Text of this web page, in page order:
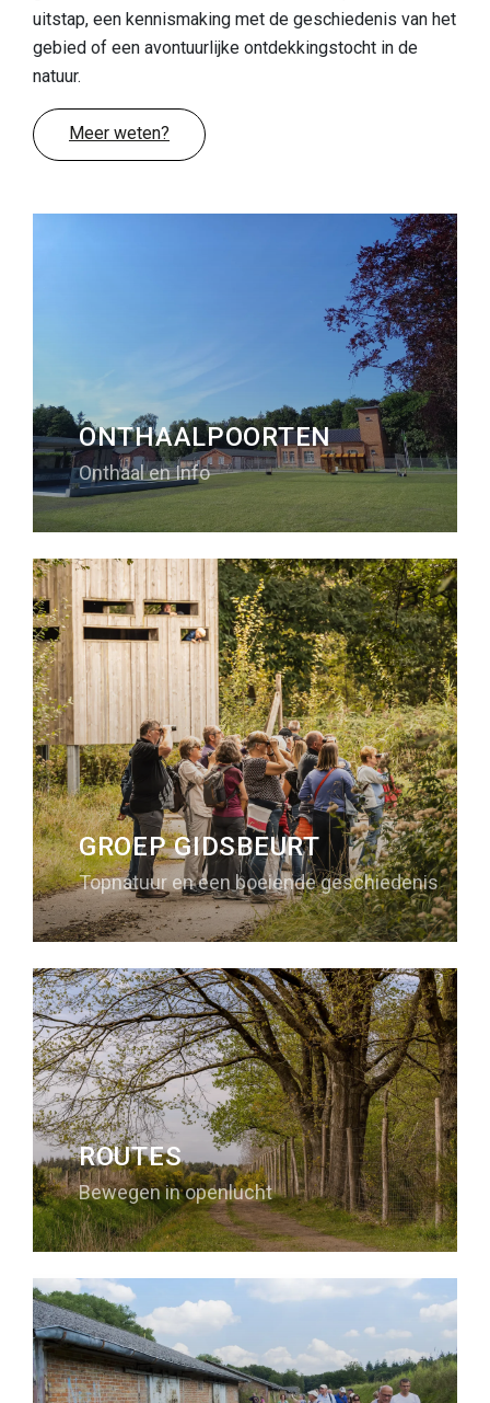
Honden
Eten & drinken
Bezienswaardigheden in de regio
uitstap, een kennismaking met de geschiedenis van het
gebied of een avontuurlijke ontdekkingstocht in de
natuur.
Meer weten?
ONTHAALPOORTEN
Onthaal en Info
GROEP GIDSBEURT
Topnatuur en een boeiende geschiedenis
ROUTES
Bewegen in openlucht